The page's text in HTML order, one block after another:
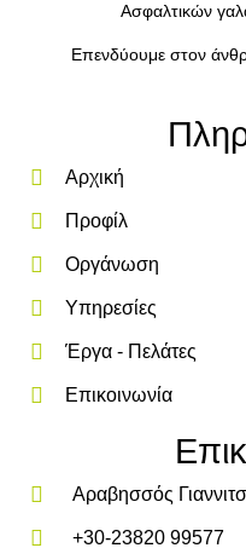
Ασφαλτικών
Επενδύουμε στον
Αρχική
Προφίλ
Οργάνωση
Υπηρεσίες
Έργα - Πελάτες
Επικοινωνία
Αραβησσός
+30-23820 99577